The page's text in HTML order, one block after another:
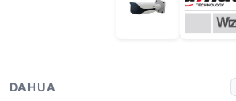
DAHUA